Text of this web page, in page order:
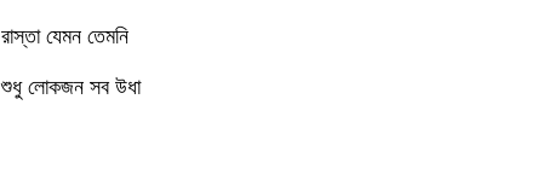
রাস্তা যেমন তেমনি
শুধু লোকজন সব উধা